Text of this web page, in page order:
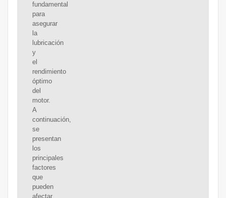
fundamental
para
asegurar
la
lubricación
y
el
rendimiento
óptimo
del
motor.
A
continuación,
se
presentan
los
principales
factores
que
pueden
afectar